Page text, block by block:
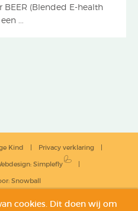
BEER (Blended E-health
...
Kind Privacy verklaring
: Simplefly
Snowball
cookies. Dit doen wij om